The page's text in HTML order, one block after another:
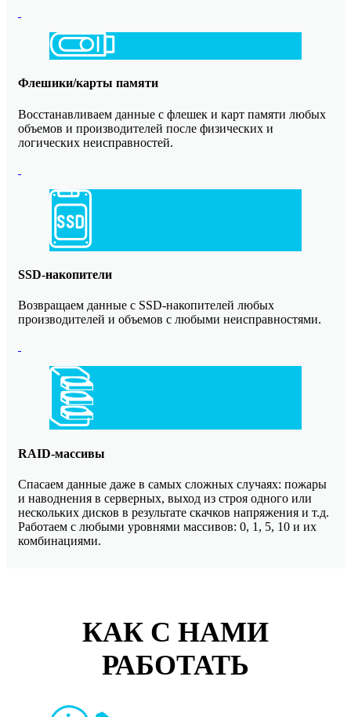
Флешики/карты памяти
Восстанавливаем данные с флешек и карт памяти любых
объемов и производителей после физических и
логических неисправностей.
SSD-накопители
Возвращаем данные с SSD-накопителей любых
производителей и объемов с любыми неисправностями.
RAID-массивы
Спасаем данные даже в самых сложных случаях: пожары
и наводнения в серверных, выход из строя одного или
нескольких дисков в результате скачков напряжения и т.д.
Работаем с любыми уровнями массивов: 0, 1, 5, 10 и их
комбинациями.
КАК С НАМИ
РАБОТАТЬ